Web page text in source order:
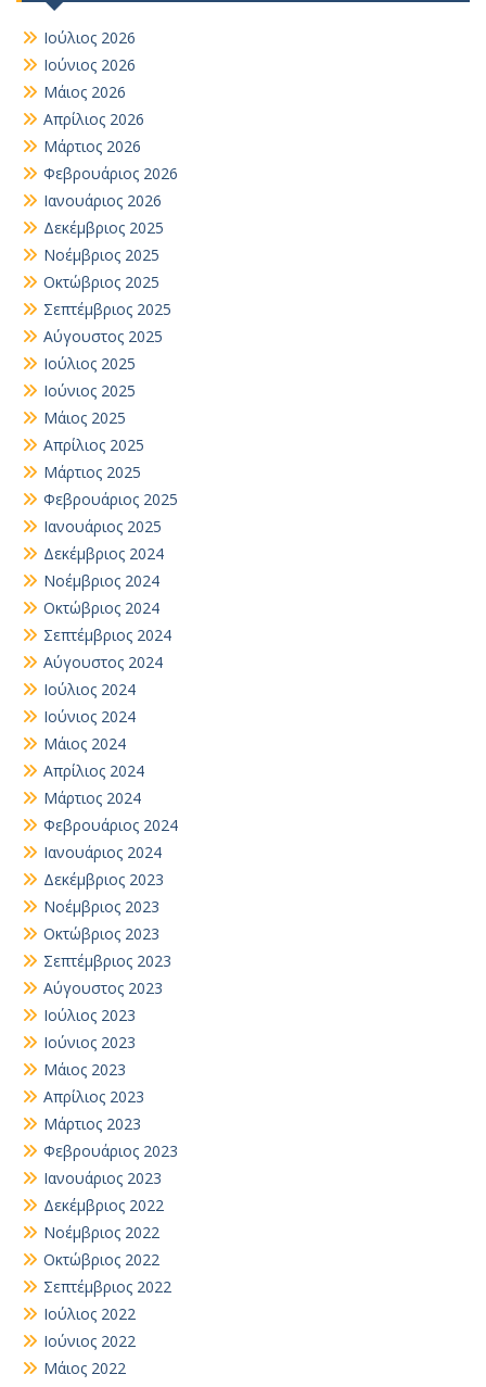
Ιούλιος 2026
Ιούνιος 2026
Μάιος 2026
Απρίλιος 2026
Μάρτιος 2026
Φεβρουάριος 2026
Ιανουάριος 2026
Δεκέμβριος 2025
Νοέμβριος 2025
Οκτώβριος 2025
Σεπτέμβριος 2025
Αύγουστος 2025
Ιούλιος 2025
Ιούνιος 2025
Μάιος 2025
Απρίλιος 2025
Μάρτιος 2025
Φεβρουάριος 2025
Ιανουάριος 2025
Δεκέμβριος 2024
Νοέμβριος 2024
Οκτώβριος 2024
Σεπτέμβριος 2024
Αύγουστος 2024
Ιούλιος 2024
Ιούνιος 2024
Μάιος 2024
Απρίλιος 2024
Μάρτιος 2024
Φεβρουάριος 2024
Ιανουάριος 2024
Δεκέμβριος 2023
Νοέμβριος 2023
Οκτώβριος 2023
Σεπτέμβριος 2023
Αύγουστος 2023
Ιούλιος 2023
Ιούνιος 2023
Μάιος 2023
Απρίλιος 2023
Μάρτιος 2023
Φεβρουάριος 2023
Ιανουάριος 2023
Δεκέμβριος 2022
Νοέμβριος 2022
Οκτώβριος 2022
Σεπτέμβριος 2022
Ιούλιος 2022
Ιούνιος 2022
Μάιος 2022